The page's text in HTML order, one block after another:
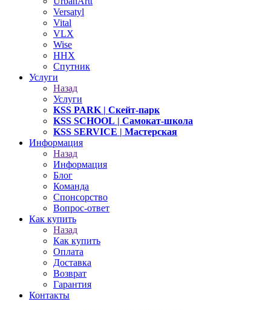
Versatyl
Vital
VLX
Wise
ННХ
Спутник
Услуги
Назад
Услуги
KSS PARK | Скейт-парк
KSS SCHOOL | Самокат-школа
KSS SERVICE | Мастерская
Информация
Назад
Информация
Блог
Команда
Спонсорство
Вопрос-ответ
Как купить
Назад
Как купить
Оплата
Доставка
Возврат
Гарантия
Контакты